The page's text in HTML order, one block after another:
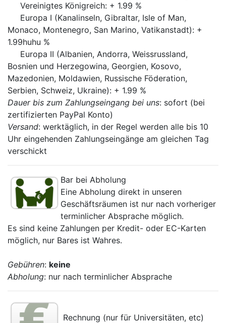
Vereinigtes Königreich: + 1.99 %
Europa I (Kanalinseln, Gibraltar, Isle of Man,
Monaco, Montenegro, San Marino, Vatikanstadt): +
1.99huhu %
Europa II (Albanien, Andorra, Weissrussland,
Bosnien und Herzegowina, Georgien, Kosovo,
Mazedonien, Moldawien, Russische Föderation,
Serbien, Schweiz, Ukraine): + 1.99 %
Dauer bis zum Zahlungseingang bei uns: sofort (bei
zertifizierten PayPal Konto)
Versand: werktäglich, in der Regel werden alle bis 10
Uhr eingehenden Zahlungseingänge am gleichen Tag
verschickt
Bar bei Abholung
Eine Abholung direkt in unseren
Geschäftsräumen ist nur nach vorheriger
terminlicher Absprache möglich.
Es sind keine Zahlungen per Kredit- oder EC-Karten
möglich, nur Bares ist Wahres.
Gebühren: keine
Abholung: nur nach terminlicher Absprache
Rechnung (nur für Universitäten, etc)